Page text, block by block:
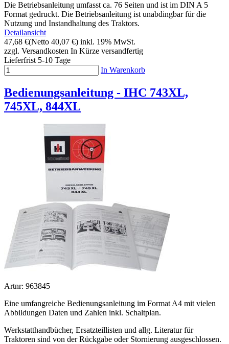
Die Betriebsanleitung umfasst ca. 76 Seiten und ist im DIN A 5
Format gedruckt. Die Betriebsanleitung ist unabdingbar für die
Nutzung und Instandhaltung des Traktors.
Detailansicht
47,68 €(Netto 40,07 €) inkl. 19% MwSt.
zzgl. Versandkosten In Kürze versandfertig
Lieferfrist 5-10 Tage
In Warenkorb
Bedienungsanleitung - IHC 743XL,
745XL, 844XL
Artnr: 963845
Eine umfangreiche Bedienungsanleitung im Format A4 mit vielen
Abbildungen Daten und Zahlen inkl. Schaltplan.
Werkstatthandbücher, Ersatzteillisten und allg. Literatur für
Traktoren sind von der Rückgabe oder Stornierung ausgeschlossen.